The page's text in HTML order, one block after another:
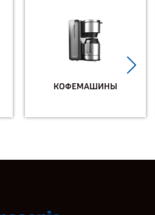
КОФЕМАШИНЫ